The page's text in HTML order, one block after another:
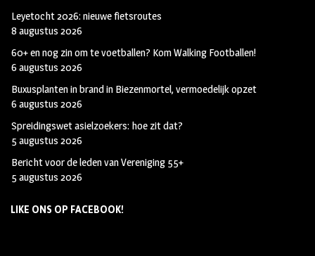
Leyetocht 2026: nieuwe fietsroutes
8 augustus 2026
60+ en nog zin om te voetballen? Kom Walking Footballen!
6 augustus 2026
Buxusplanten in brand in Biezenmortel, vermoedelijk opzet
6 augustus 2026
Spreidingswet asielzoekers: hoe zit dat?
5 augustus 2026
Bericht voor de leden van Vereniging 55+
5 augustus 2026
LIKE ONS OP FACEBOOK!